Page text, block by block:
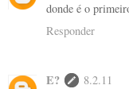
donde é o
Responder
E?
8.2.11